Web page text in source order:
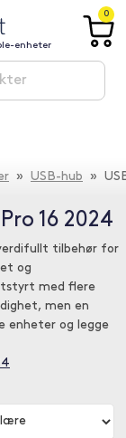
enheter
0
» USB-hub »
16 2024
tilbehør for
og
med flere
men en
enheter og legge